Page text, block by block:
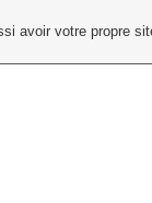
avoir votre propre